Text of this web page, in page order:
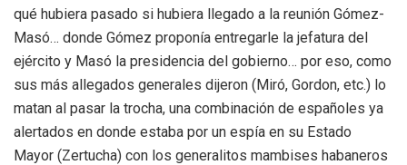
qué hubiera pasado si hubiera llegado a la reunión Gómez-
Masó… donde Gómez proponía entregarle la jefatura del
ejército y Masó la presidencia del gobierno… por eso, como
sus más allegados generales dijeron (Miró, Gordon, etc.) lo
matan al pasar la trocha, una combinación de españoles ya
alertados en donde estaba por un espía en su Estado
Mayor (Zertucha) con los generalitos mambises habaneros